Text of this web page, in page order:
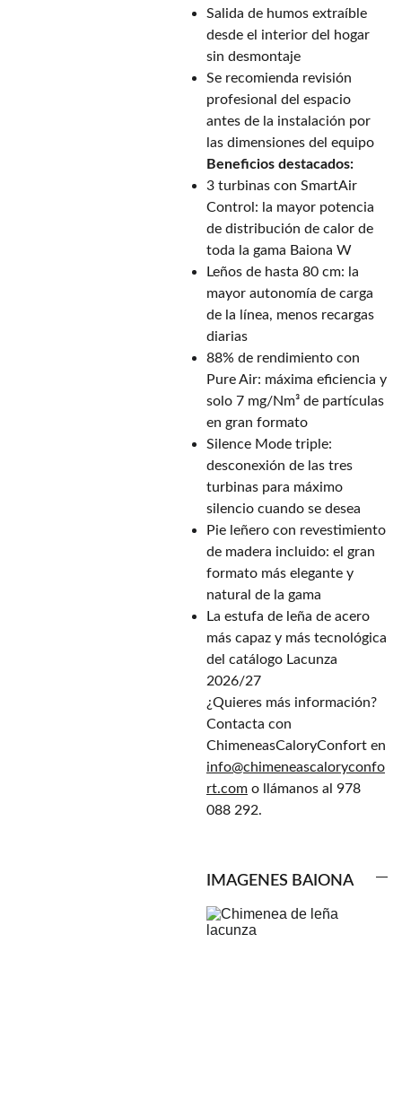
Salida de humos extraíble
desde el interior del hogar
sin desmontaje
Se recomienda revisión
profesional del espacio
antes de la instalación por
las dimensiones del equipo
Beneficios destacados:
3 turbinas con SmartAir
Control: la mayor potencia
de distribución de calor de
toda la gama Baiona W
Leños de hasta 80 cm: la
mayor autonomía de carga
de la línea, menos recargas
diarias
88% de rendimiento con
Pure Air: máxima eficiencia y
solo 7 mg/Nm³ de partículas
en gran formato
Silence Mode triple:
desconexión de las tres
turbinas para máximo
silencio cuando se desea
Pie leñero con revestimiento
de madera incluido: el gran
formato más elegante y
natural de la gama
La estufa de leña de acero
más capaz y más tecnológica
del catálogo Lacunza
2026/27
¿Quieres más información?
Contacta con
ChimeneasCaloryConfort en
info@chimeneascaloryconfo
rt.com o llámanos al 978
088 292.
IMAGENES BAIONA